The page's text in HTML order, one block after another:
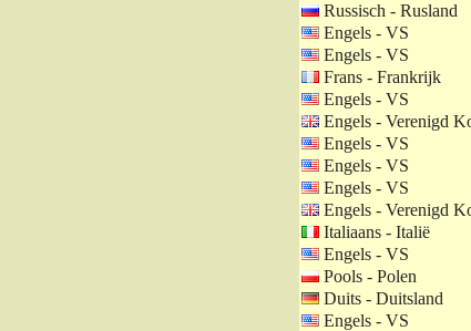
Russisch - Rusland
Engels - VS
Engels - VS
Frans - Frankrijk
Engels - VS
Engels - Verenigd
Engels - VS
Engels - VS
Engels - VS
Engels - Verenigd
Italiaans - Italië
Engels - VS
Pools - Polen
Duits - Duitsland
Engels - VS